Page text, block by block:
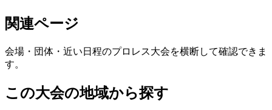
関連ページ
会場・団体・近い日程のプロレス大会を横断して確認できま
す。
この大会の地域から探す